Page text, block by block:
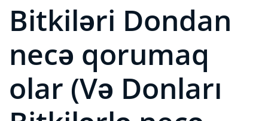
Bitkiləri Dondan
necə qorumaq
olar (Və Donları